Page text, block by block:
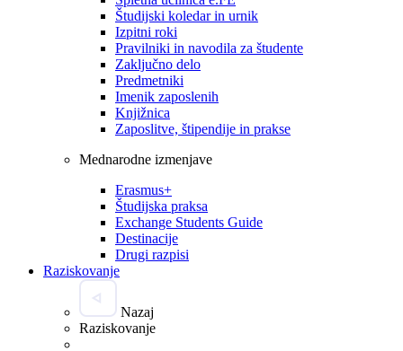
Študijski koledar in urnik
Izpitni roki
Pravilniki in navodila za študente
Zaključno delo
Predmetniki
Imenik zaposlenih
Knjižnica
Zaposlitve, štipendije in prakse
Mednarodne izmenjave
Erasmus+
Študijska praksa
Exchange Students Guide
Destinacije
Drugi razpisi
Raziskovanje
Nazaj
Raziskovanje